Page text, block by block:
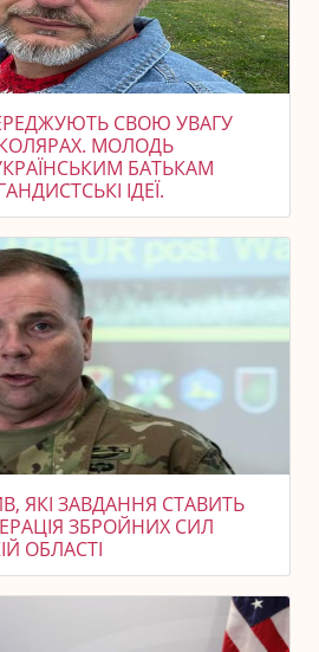
СВОЮ УВАГУ
МОЛОДЬ
БАТЬКАМ
ІДЕЇ.
ЯКІ ЗАВДАННЯ СТАВИТЬ
ЗБРОЙНИХ СИЛ
ОБЛАСТІ